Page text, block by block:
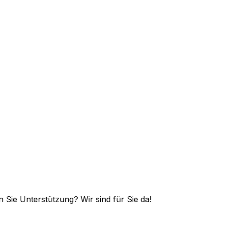
Sie Unterstützung? Wir sind für Sie da!